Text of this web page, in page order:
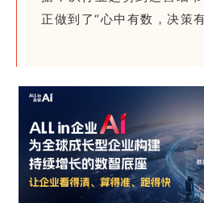
正做到了“心中有数，决策有